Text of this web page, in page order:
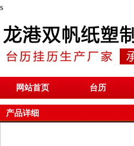
s
网站首页 台历
产品详细